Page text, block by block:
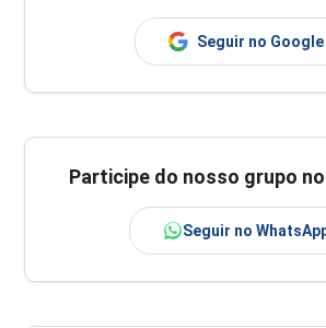
Seguir no Google
Participe do nosso grupo
Seguir no